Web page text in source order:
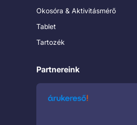
Okosóra & Aktivitásmérő
Tablet
Tartozék
Partnereink